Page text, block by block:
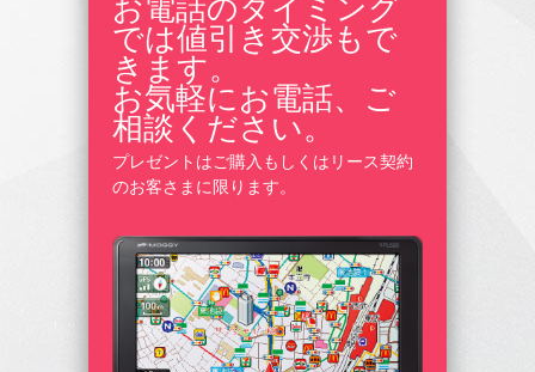
お電話のタイミング
では値引き交渉もで
きます。
お気軽にお電話、ご
相談ください。
プレゼントはご購入もしくはリース契約
のお客さまに限ります。